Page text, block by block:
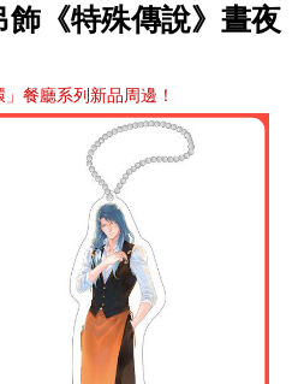
《特殊傳說》晝夜
餐廳系列新品周邊！